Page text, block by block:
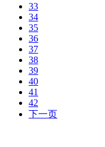
33
34
35
36
37
38
39
40
41
42
下一页